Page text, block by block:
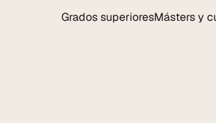
Grados superioresMásters y